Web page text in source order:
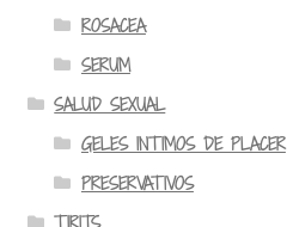
ROSACEA
SERUM
SALUD SEXUAL
GELES INTIMOS DE PLACER
PRESERVATIVOS